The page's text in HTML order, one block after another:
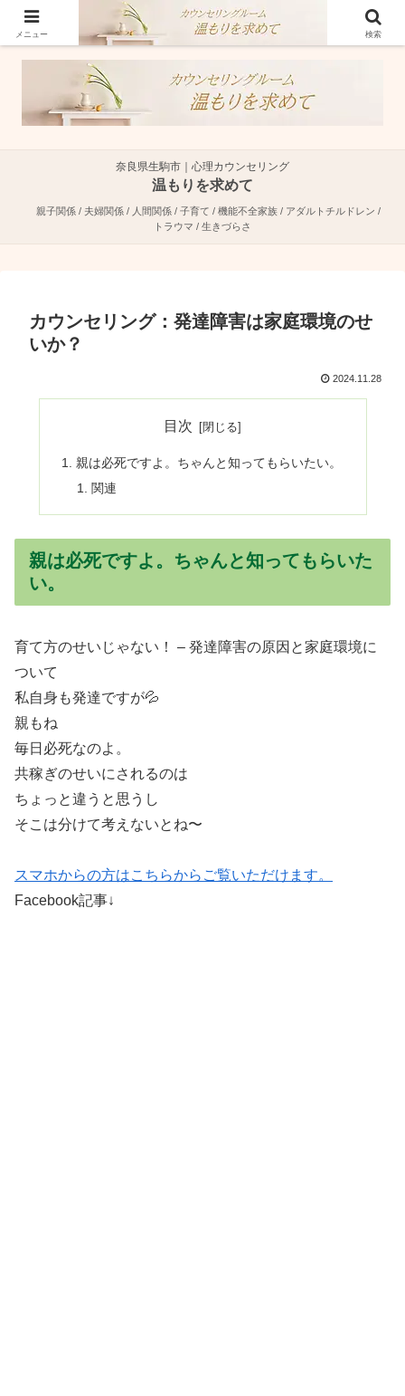
奈良県生駒市で親子関係・夫婦関係・人間関係に特化した心理カウンセラーで
す。
奈良県生駒市｜心理カウンセリング
温もりを求めて
親子関係 / 夫婦関係 / 人間関係 / 子育て / 機能不全家族 / アダルトチルドレン /
トラウマ / 生きづらさ
カウンセリング：発達障害は家庭環境のせ
いか？
2024.11.28
目次
親は必死ですよ。ちゃんと知ってもらいたい。
関連
親は必死ですよ。ちゃんと知ってもらいた
い。
育て方のせいじゃない！ – 発達障害の原因と家庭環境に
ついて
私自身も発達ですが💦
親もね
毎日必死なのよ。
共稼ぎのせいにされるのは
ちょっと違うと思うし
そこは分けて考えないとね〜
スマホからの方はこちらからご覧いただけます。
Facebook記事↓
メニュー 検索